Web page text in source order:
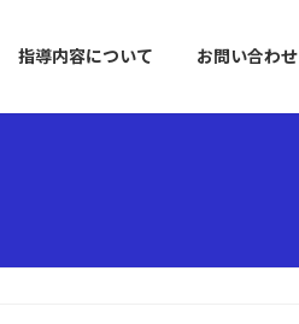
指導内容について お問い合わせ